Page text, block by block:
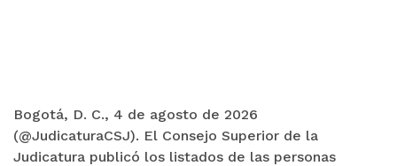
Bogotá, D. C., 4 de agosto de 2026
(@JudicaturaCSJ). El Consejo Superior de la
Judicatura publicó los listados de las personas